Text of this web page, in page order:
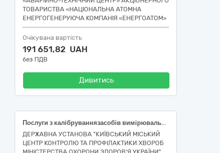
ТОВАРИСТВА «НАЦІОНАЛЬНА АТОМНА
ЕНЕРГОГЕНЕРУЮЧА КОМПАНІЯ «ЕНЕРГОАТОМ»
Очікувана вартість
191 651,82 UAH
без ПДВ
Дивитись
Послуги з калібруваннязасобів вимірювальної техніки і випробувального обладнання для відділу лабораторних досліджень на транспорті ДУ «Київський міський ЦКПХ МОЗ» та для ДУ «Київський міський ЦКПХ МОЗ»
ДЕРЖАВНА УСТАНОВА "КИЇВСЬКИЙ МІСЬКИЙ
ЦЕНТР КОНТРОЛЮ ТА ПРОФІЛАКТИКИ ХВОРОБ